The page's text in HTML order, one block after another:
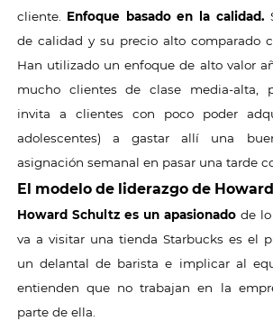
cliente. Enfoque basado en la calidad.
de calidad y su precio alto comparado
Han utilizado un enfoque de alto valor
mucho clientes de clase media-alta,
invita a clientes con poco poder
adolescentes) a gastar allí una
asignación semanal en pasar una tarde
El modelo de liderazgo de
Howard Schultz es un apasionadode lo
va a visitar una tienda Starbucks es el
un delantal de barista e implicar al
entienden que no trabajan en la
parte de ella.